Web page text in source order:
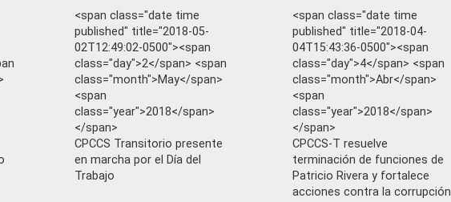
<span class="date time
published" title="2018-05-
02T12:49:02-0500"><span
class="day">2</span> <span
class="month">May</span>
<span
class="year">2018</span>
</span>
CPCCS Transitorio presente
en marcha por el Día del
Trabajo
<span class="date time
published" title="2018-04-
04T15:43:36-0500"><span
class="day">4</span> <span
class="month">Abr</span>
<span
class="year">2018</span>
</span>
CPCCS-T resuelve
terminación de funciones de
Patricio Rivera y fortalece
acciones contra la corrupción